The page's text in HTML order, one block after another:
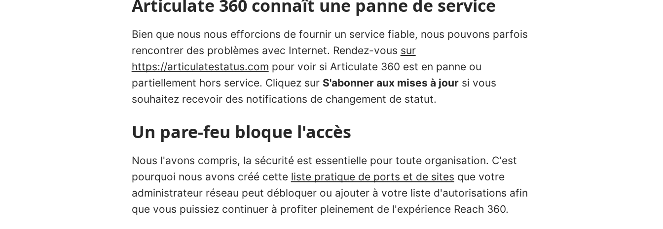
Articulate 360 connaît une panne de service
Bien que nous nous efforcions de fournir un service fiable, nous pouvons parfois
rencontrer des problèmes avec Internet. Rendez-vous sur
https://articulatestatus.com pour voir si Articulate 360 est en panne ou
partiellement hors service. Cliquez sur S'abonner aux mises à joursi vous
souhaitez recevoir des notifications de changement de statut.
Un pare-feu bloque l'accès
Nous l'avons compris, la sécurité est essentielle pour toute organisation. C'est
pourquoi nous avons créé cette liste pratique de ports et de sites que votre
administrateur réseau peut débloquer ou ajouter à votre liste d'autorisations afin
que vous puissiez continuer à profiter pleinement de l'expérience Reach 360.